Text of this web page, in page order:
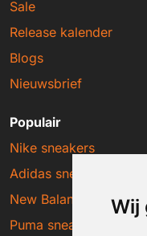
Wij
Sale
Release kalender
Blogs
Nieuwsbrief
Populair
Nike sneakers
Adidas sneakers
New Balance sneakers
Puma sneakers